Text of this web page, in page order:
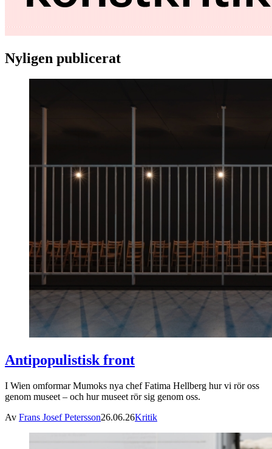
Nyligen publicerat
Antipopulistisk front
I Wien omformar Mumoks nya chef Fatima Hellberg hur vi rör oss
genom museet – och hur museet rör sig genom oss.
Av Frans Josef Petersson26.06.26Kritik